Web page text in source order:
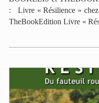
: Livre « Résilience »
TheBookEdition Livre «